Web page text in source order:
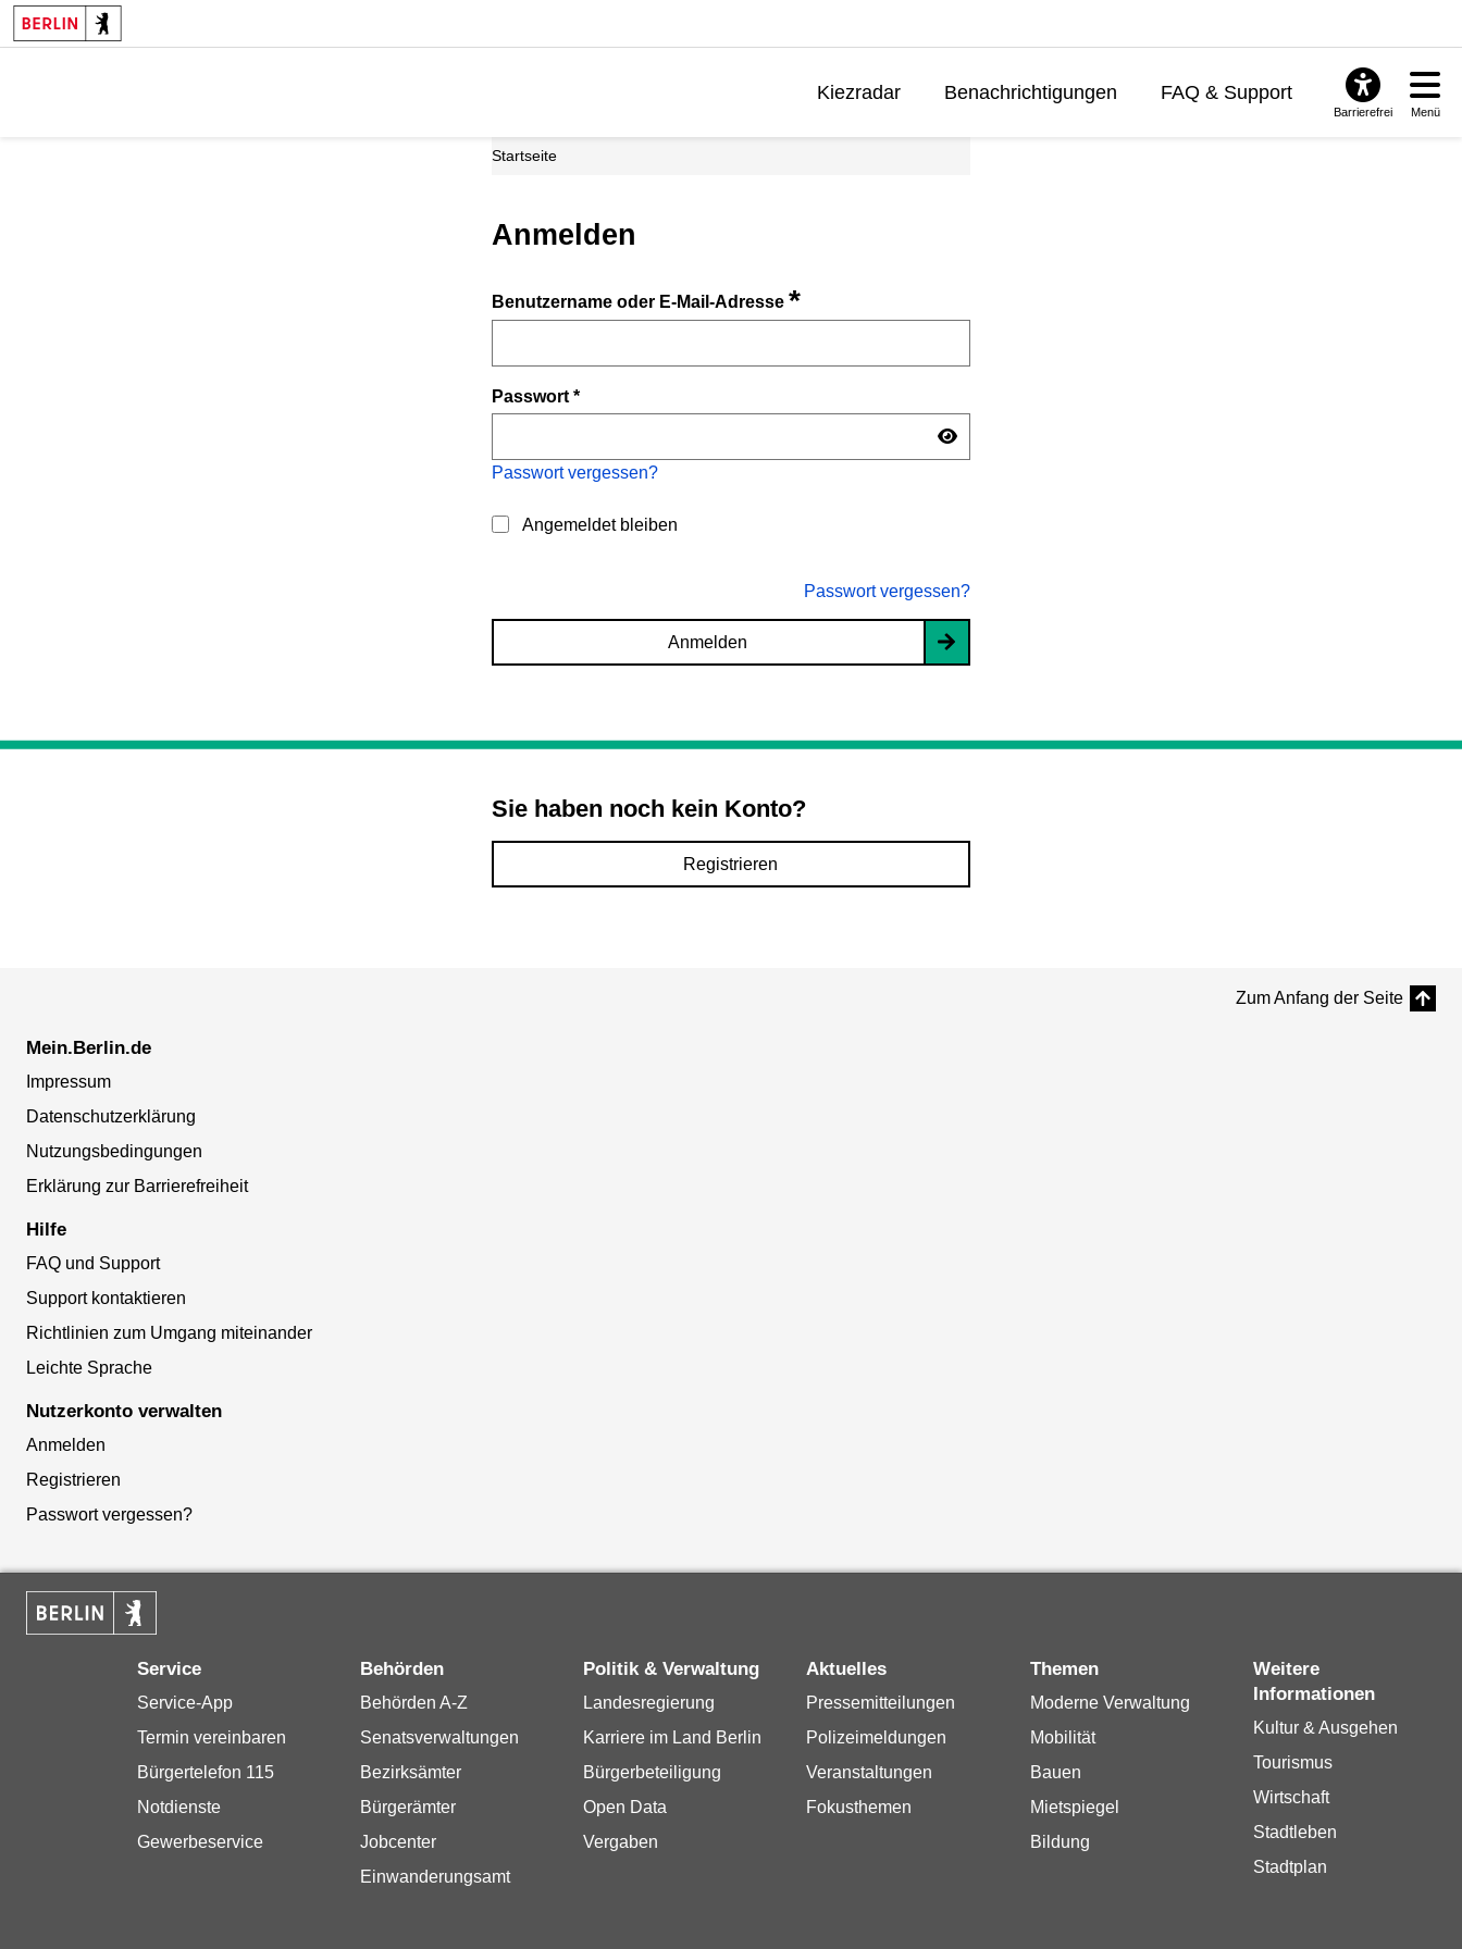
Kiezradar Benachrichtigungen FAQ & Support
Barrierefrei Menü
Startseite
Anmelden
Benutzername oder E-Mail-Adresse*
Passwort*
Passwort vergessen?
Angemeldet bleiben
Passwort vergessen?
Anmelden
Sie haben noch kein Konto?
Registrieren
Zum Anfang der Seite
Mein.Berlin.de
Impressum
Datenschutzerklärung
Nutzungsbedingungen
Erklärung zur Barrierefreiheit
Hilfe
FAQ und Support
Support kontaktieren
Richtlinien zum Umgang miteinander
Leichte Sprache
Nutzerkonto verwalten
Anmelden
Registrieren
Passwort vergessen?
Service
Service-App
Termin vereinbaren
Bürgertelefon 115
Notdienste
Gewerbeservice
Behörden
Behörden A-Z
Senatsverwaltungen
Bezirksämter
Bürgerämter
Jobcenter
Einwanderungsamt
Politik & Verwaltung
Landesregierung
Karriere im Land Berlin
Bürgerbeteiligung
Open Data
Vergaben
Aktuelles
Pressemitteilungen
Polizeimeldungen
Veranstaltungen
Fokusthemen
Themen
Moderne Verwaltung
Mobilität
Bauen
Mietspiegel
Bildung
Weitere
Informationen
Kultur & Ausgehen
Tourismus
Wirtschaft
Stadtleben
Stadtplan